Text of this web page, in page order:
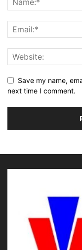
Save my name,
next time I comment.